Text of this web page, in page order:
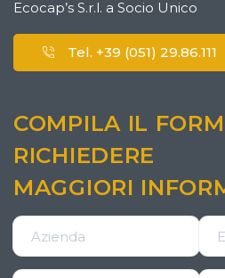
Ecocap’s S.r.l. a Socio Unico
Tel. +39 (051) 29.86.111
COMPILA IL
RICHIEDERE
MAGGIORI